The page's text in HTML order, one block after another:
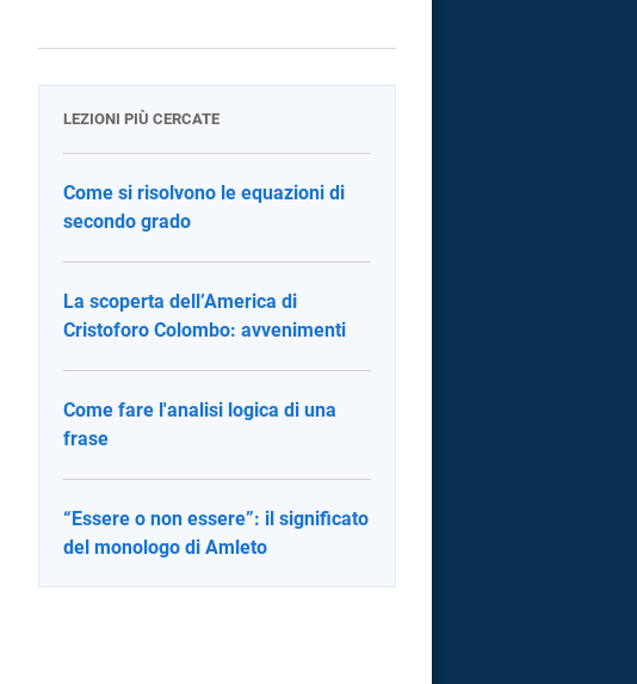
LEZIONI PIÙ CERCATE
Come si risolvono le equazioni di
secondo grado
La scoperta dell’America di
Cristoforo Colombo: avvenimenti
Come fare l'analisi logica di una
frase
“Essere o non essere”: il significato
del monologo di Amleto